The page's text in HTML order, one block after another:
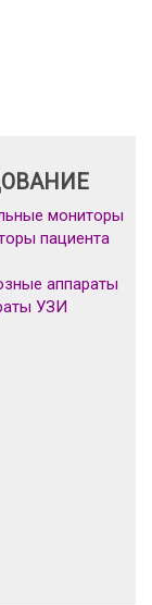
мониторы
пациента
аппараты
УЗИ